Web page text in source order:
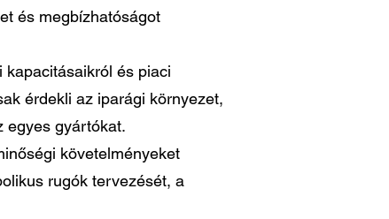
és megbízhatóságot
és piaci
érdekli az iparági környezet,
egyes gyártókat.
követelményeket
rugók tervezését, a